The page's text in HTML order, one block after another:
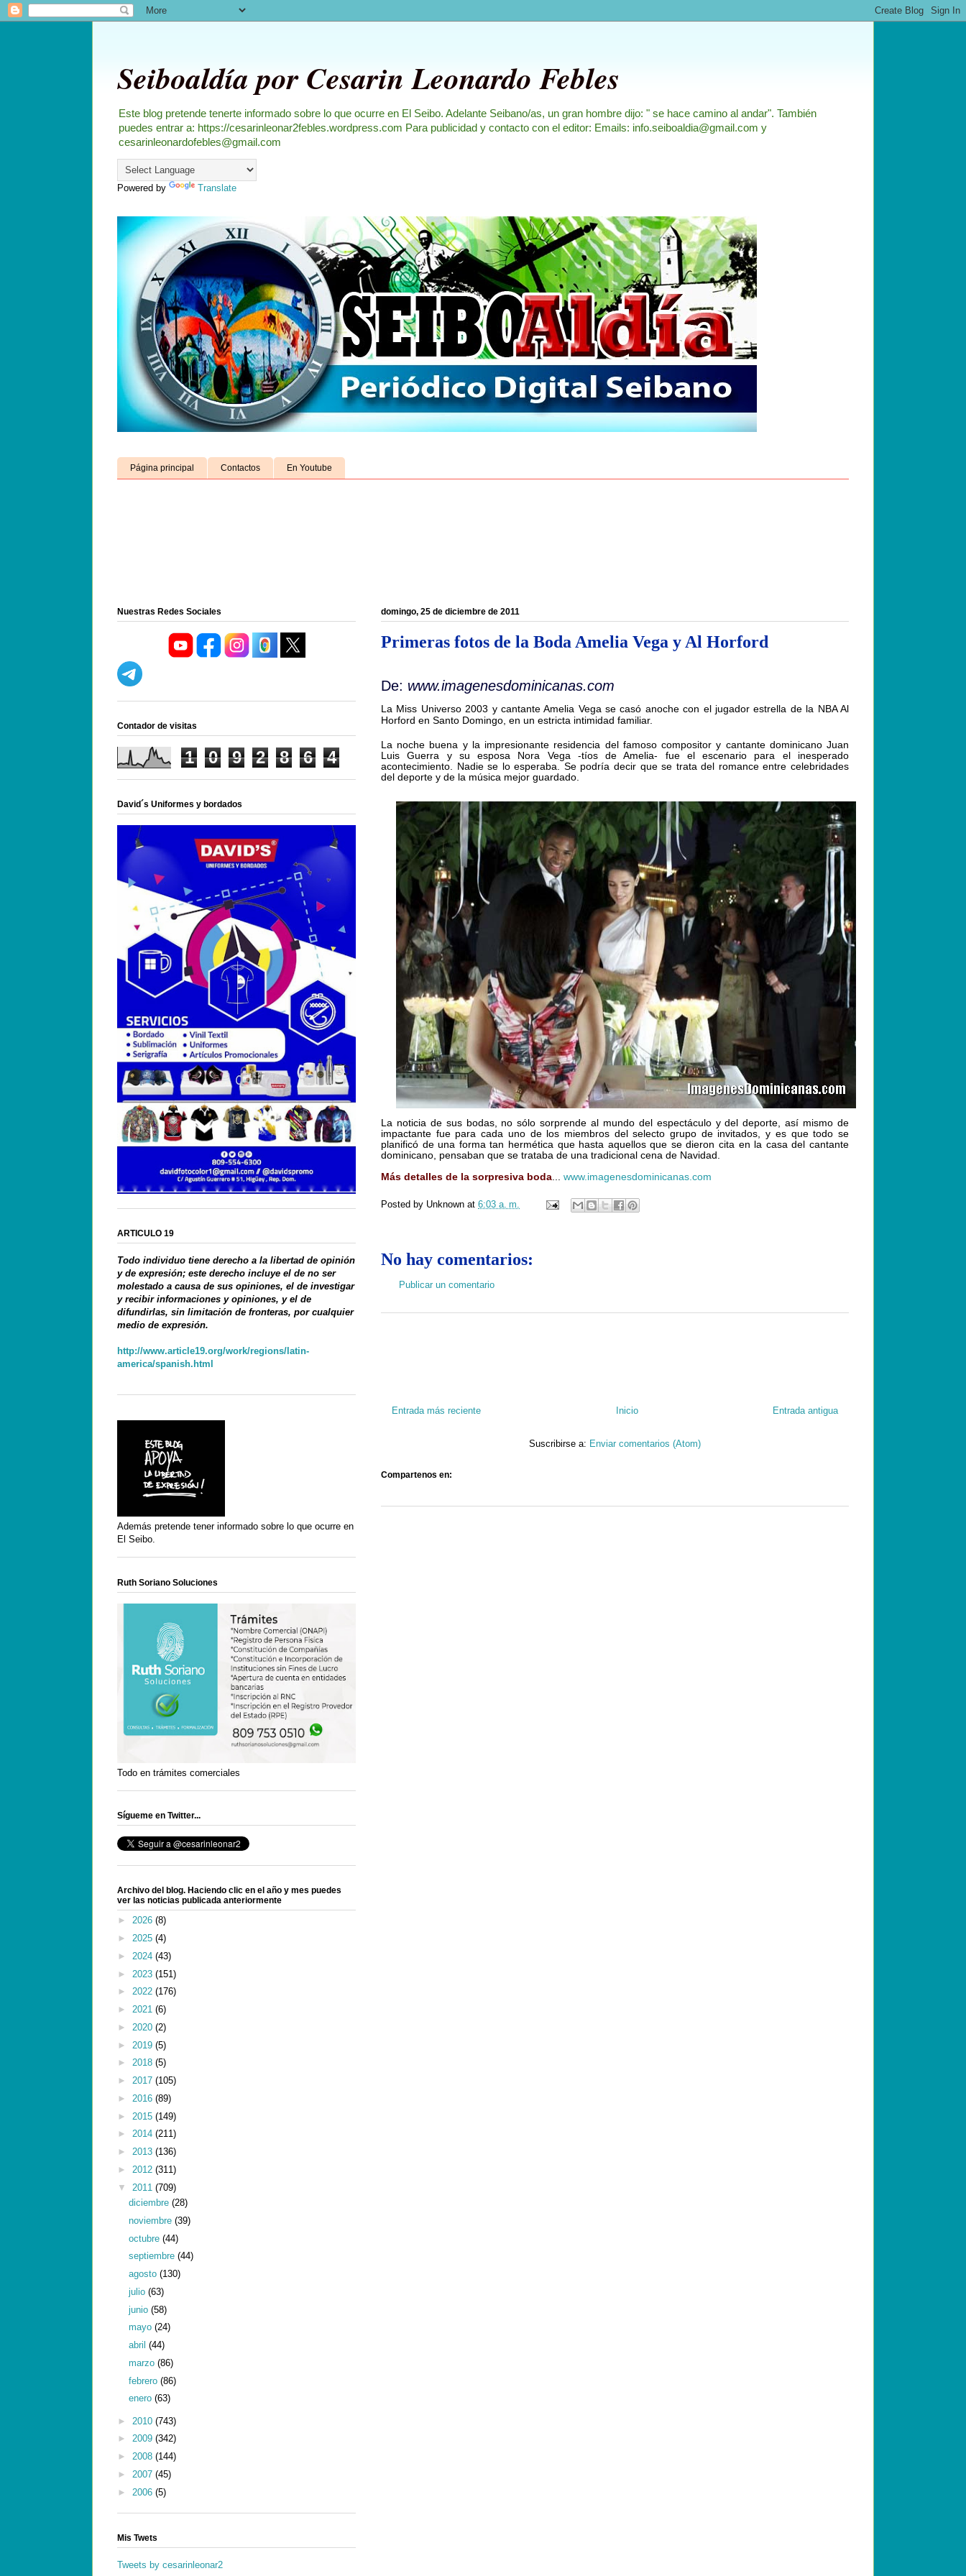
Seiboaldía por Cesarin Leonardo Febles
Este blog pretende tenerte informado sobre lo que ocurre en El Seibo. Adelante Seibano/as, un gran hombre dijo: " se hace camino al andar". También
puedes entrar a: https://cesarinleonar2febles.wordpress.com Para publicidad y contacto con el editor: Emails: info.seiboaldia@gmail.com y
cesarinleonardofebles@gmail.com
Powered by Translate
Página principal Contactos En Youtube
domingo, 25 de diciembre de 2011
Primeras fotos de la Boda Amelia Vega y Al Horford
De: www.imagenesdominicanas.com
La Miss Universo 2003 y cantante Amelia Vega se casó anoche con el jugador estrella de la NBA Al
Horford en Santo Domingo, en un estricta intimidad familiar.
La noche buena y la impresionante residencia del famoso compositor y cantante dominicano Juan
Luis Guerra y su esposa Nora Vega -tíos de Amelia- fue el escenario para el inesperado
acontecimiento. Nadie se lo esperaba. Se podría decir que se trata del romance entre celebridades
del deporte y de la música mejor guardado.
La noticia de sus bodas, no sólo sorprende al mundo del espectáculo y del deporte, así mismo de
impactante fue para cada uno de los miembros del selecto grupo de invitados, y es que todo se
planificó de una forma tan hermética que hasta aquellos que se dieron cita en la casa del cantante
dominicano, pensaban que se trataba de una tradicional cena de Navidad.
Más detalles de la sorpresiva boda... www.imagenesdominicanas.com
Posted by Unknown at 6:03 a. m.
No hay comentarios:
Publicar un comentario
Entrada más reciente Entrada antigua
Inicio
Suscribirse a: Enviar comentarios (Atom)
Compartenos en:
Nuestras Redes Sociales
Contador de visitas
1 0 9 2 8 6 4
David´s Uniformes y bordados
ARTICULO 19
Todo individuo tiene derecho a la libertad de opinión
y de expresión; este derecho incluye el de no ser
molestado a causa de sus opiniones, el de investigar
y recibir informaciones y opiniones, y el de
difundirlas, sin limitación de fronteras, por cualquier
medio de expresión.
http://www.article19.org/work/regions/latin-
america/spanish.html
Además pretende tener informado sobre lo que ocurre en
El Seibo.
Ruth Soriano Soluciones
Todo en trámites comerciales
Sígueme en Twitter...
Archivo del blog. Haciendo clic en el año y mes puedes
ver las noticias publicada anteriormente
► 2026 (8)
► 2025 (4)
► 2024 (43)
► 2023 (151)
► 2022 (176)
► 2021 (6)
► 2020 (2)
► 2019 (5)
► 2018 (5)
► 2017 (105)
► 2016 (89)
► 2015 (149)
► 2014 (211)
► 2013 (136)
► 2012 (311)
▼ 2011 (709)
diciembre (28)
noviembre (39)
octubre (44)
septiembre (44)
agosto (130)
julio (63)
junio (58)
mayo (24)
abril (44)
marzo (86)
febrero (86)
enero (63)
► 2010 (743)
► 2009 (342)
► 2008 (144)
► 2007 (45)
► 2006 (5)
Mis Twets
Tweets by cesarinleonar2